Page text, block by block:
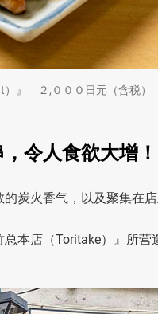
）』 ２,０００日元（含税）
令人食欲大增！
炭火香气，以及聚集在店
本店（Toritake）』所营